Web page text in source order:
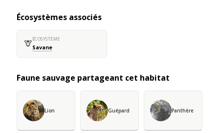
Écosystèmes associés
🦒ÉCOSYSTÈME
Savane
Faune sauvage partageant cet habitat
Lion Guépard Panthère